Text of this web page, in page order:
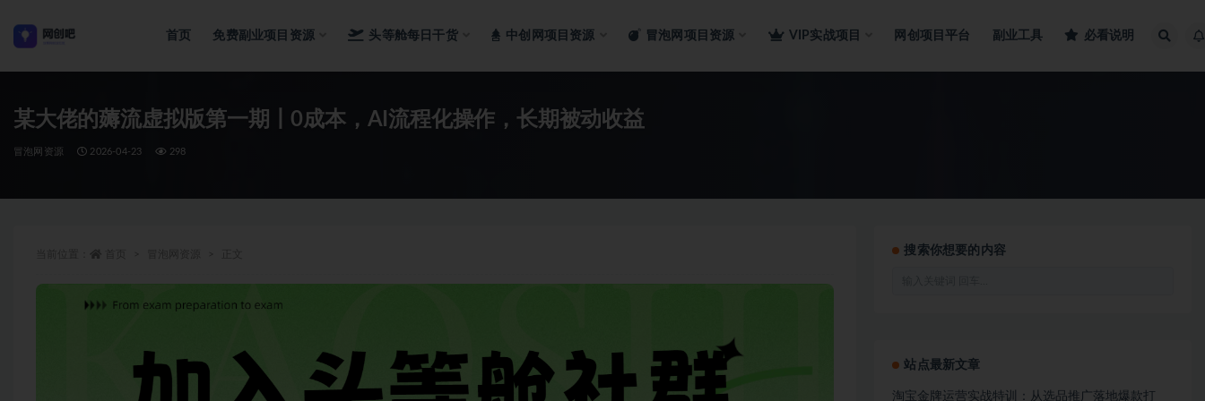
首页 免费副业项目资源 头等舱每日干货 中创网项目资源 冒泡网项目资源 VIP实战项目 网创项目平台 副业工具 必看说明
某大佬的薅流虚拟版第一期丨0成本，AI流程化操作，长期被动收益
冒泡网资源 2026-04-23 298
搜索你想要的内容
站点最新文章
淘宝金牌运营实战特训：从选品推广落地爆款打